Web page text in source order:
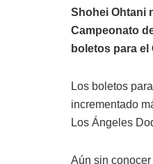
Shohei Ohtani
Campeonato
boletos para
Los boletos
incrementado
Los Ángeles
Aún sin